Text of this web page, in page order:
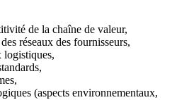
de la chaîne de valeur,
réseaux des fournisseurs,
logistiques,
(aspects environnementaux,